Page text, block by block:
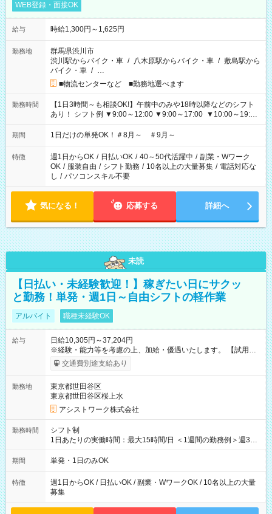
WEB登録・面接OK
給与 時給1,300円～1,625円
勤務地
群馬県渋川市
渋川駅からバイク・車 / 八木原駅からバイク・車 / 敷島駅から
バイク・車 / …
■物流センターなど ■勤務地選べます
勤務時間
【1日3時間～も相談OK!】午前中のみや18時以降などのシフト
あり！ シフト例 ▼9:00～12:00 ▼9:00～17:00 ▼10:00～19:00
▼18:00～21:00
期間 1日だけの単発OK！＃8月～ ＃9月～
特徴 週1日からOK / 日払いOK / 40～50代活躍中 / 副業・Wワーク
OK / 服装自由 / シフト勤務 / 10名以上の大量募集 / 電話対応な
し / パソコンスキル不要
気になる！ 応募する 詳細へ
未読
【日払い・未経験歓迎！】稼ぎたい日にサクッ
と勤務！単発・週1日～自由シフトの軽作業
アルバイト 職種未経験OK
給与
日給10,305円～37,204円
※経験・能力等を考慮の上、加給・優遇いたします。 【試用期
間】試用期間なし
交通費別途支給あり
勤務地
東京都世田谷区
東京都世田谷区桜上水
アシストワーク株式会社
勤務時間
シフト制
1日あたりの実働時間：最大15時間/日 ＜1週間の勤務例＞週3回
勤務 勤務：月・水・金 休み：火・木・土・日 好きな時にお仕事
可能です！ ※1日あたりの最大実働時間は日勤、夜勤共に勤務し
期間 単発・1日のみOK
特徴
週1日からOK / 日払いOK / 副業・WワークOK / 10名以上の大量
募集